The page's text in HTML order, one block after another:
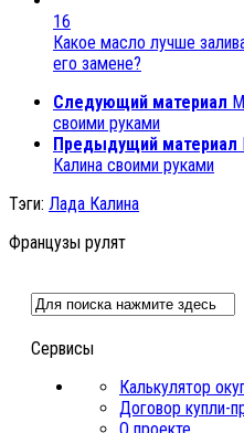
16
Какое масло лучше
его замене?
Следующий материал
своими руками
Предыдущий материал
Калина своими руками
Тэги: Лада Калина
Французы рулят
Сервисы
Калькулятор
Договор купли-
О проекте